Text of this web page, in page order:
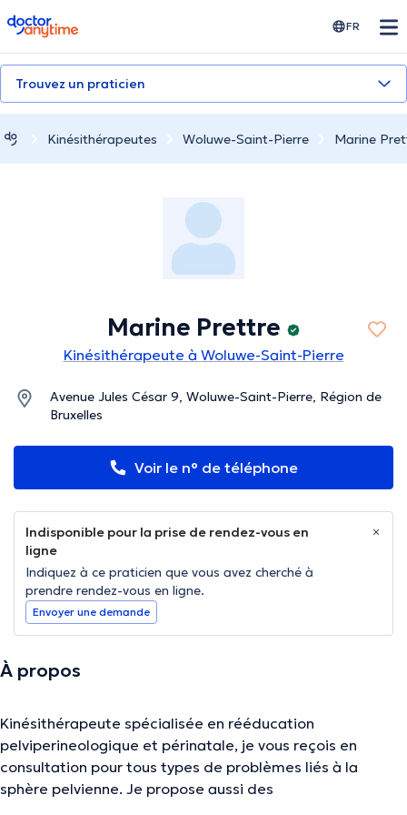
doctoranytime FR
Trouvez un praticien
Kinésithérapeutes Woluwe-Saint-Pierre Marine
Marine Prettre
Kinésithérapeute à Woluwe-Saint-Pierre
Avenue Jules César 9, Woluwe-Saint-Pierre, Région de
Bruxelles
Voir le n° de téléphone
Indisponible pour la prise de rendez-vous en
ligne
Indiquez à ce praticien que vous avez cherché à
prendre rendez-vous en ligne.
Envoyer une demande
À propos
Kinésithérapeute spécialisée en rééducation
pelviperineologique et périnatale, je vous reçois en
consultation pour tous types de problèmes liés à la
sphère pelvienne. Je propose aussi des